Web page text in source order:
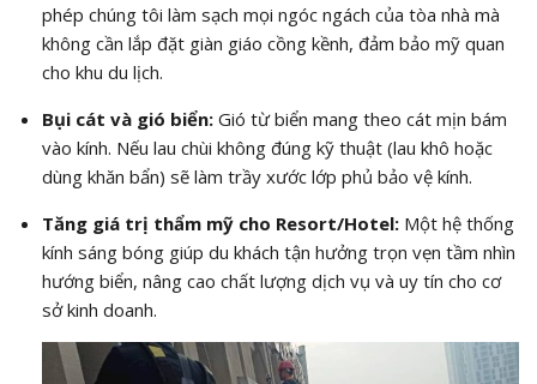
phép chúng tôi làm sạch mọi ngóc ngách của tòa nhà mà
không cần lắp đặt giàn giáo cồng kềnh, đảm bảo mỹ quan
cho khu du lịch.
Bụi cát và gió biển:Gió từ biển mang theo cát mịn bám
vào kính. Nếu lau chùi không đúng kỹ thuật (lau khô hoặc
dùng khăn bẩn) sẽ làm trầy xước lớp phủ bảo vệ kính.
Tăng giá trị thẩm mỹ cho Resort/Hotel:Một hệ thống
kính sáng bóng giúp du khách tận hưởng trọn vẹn tầm nhìn
hướng biển, nâng cao chất lượng dịch vụ và uy tín cho cơ
sở kinh doanh.